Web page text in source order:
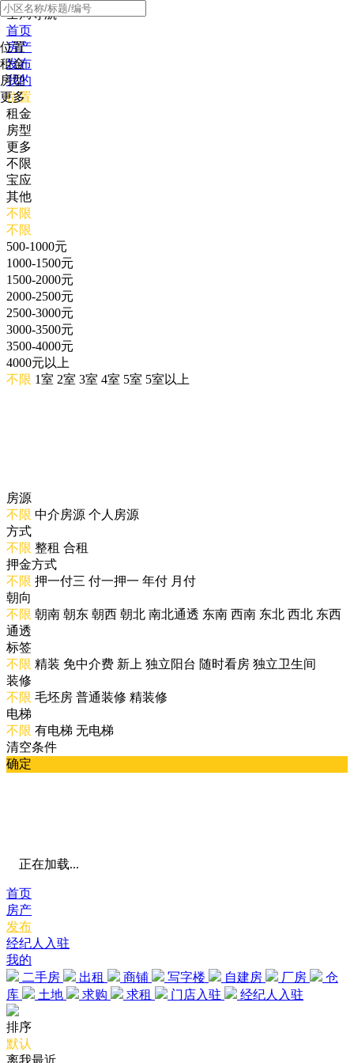
全局导航
首页
房产
发布
我的
位置
租金
房型
更多
位置
租金
房型
更多
不限
宝应
其他
不限
不限
500-1000元
1000-1500元
1500-2000元
2000-2500元
2500-3000元
3000-3500元
3500-4000元
4000元以上
不限 1室 2室 3室 4室 5室 5室以上
房源
不限 中介房源 个人房源
方式
不限 整租 合租
押金方式
不限 押一付三 付一押一 年付 月付
朝向
不限 朝南 朝东 朝西 朝北 南北通透 东南 西南 东北 西北 东西
通透
标签
不限 精装 免中介费 新上 独立阳台 随时看房 独立卫生间
装修
不限 毛坯房 普通装修 精装修
电梯
不限 有电梯 无电梯
清空条件
确定
正在加载...
首页
房产
发布
经纪人入驻
我的
二手房
出租 商铺 写字楼 自建房 厂房
仓
库
土地 求购 求租 门店入驻 经纪人入驻
排序
默认
离我最近